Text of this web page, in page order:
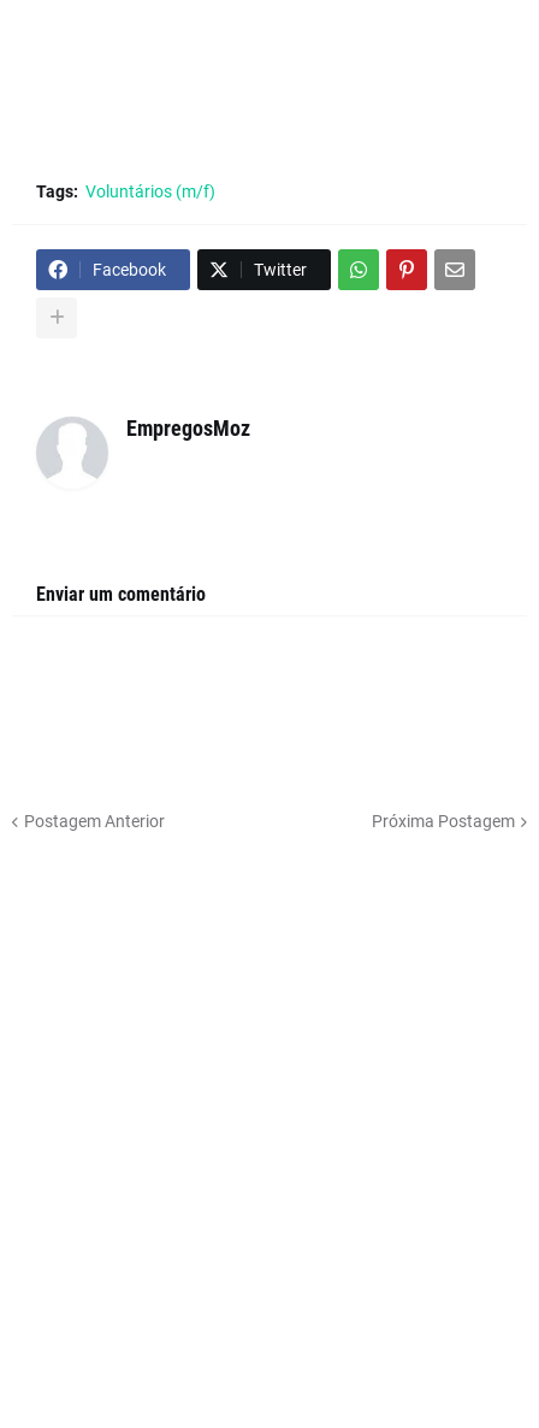
Tags: Voluntários (m/f)
Facebook Twitter
EmpregosMoz
Enviar um comentário
Postagem Anterior Próxima Postagem